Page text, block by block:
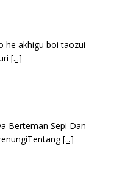
he akhigu boi taozui
[...]
Berteman Sepi Dan
[...]